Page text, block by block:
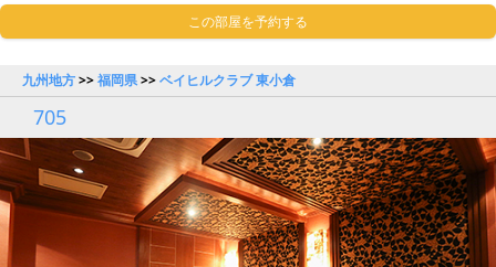
この部屋を予約する
九州地方>>福岡県>>ベイヒルクラブ 東小倉
705